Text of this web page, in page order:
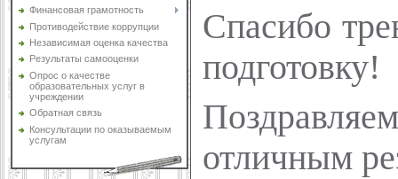
Финансовая грамотность
Противодействие коррупции
Независимая оценка качества
Результаты самооценки
Опрос о качестве
образовательных услуг в
учреждении
Обратная связь
Консультации по оказываемым
услугам
Спасибо
подготовку!
отличным